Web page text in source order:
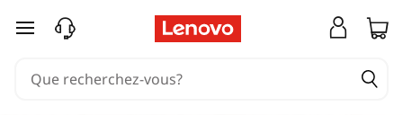
O
passer au contenu principal